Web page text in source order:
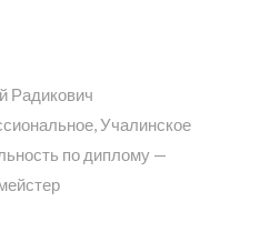
Радикович
Учалинское
по диплому —